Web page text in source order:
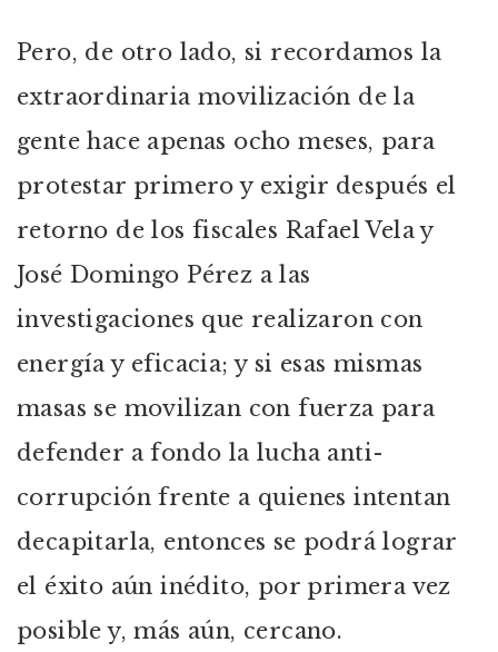
Pero, de otro lado, si recordamos la
extraordinaria movilización de la
gente hace apenas ocho meses, para
protestar primero y exigir después el
retorno de los fiscales Rafael Vela y
José Domingo Pérez a las
investigaciones que realizaron con
energía y eficacia; y si esas mismas
masas se movilizan con fuerza para
defender a fondo la lucha anti-
corrupción frente a quienes intentan
decapitarla, entonces se podrá lograr
el éxito aún inédito, por primera vez
posible y, más aún, cercano.